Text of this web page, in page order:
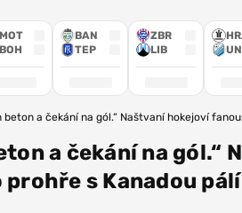
MOT
BOH
BAN
TEP
ZBR
LIB
beton a čekání na gól.“ Naštvaní hokejoví
a čekání na gól.“
s Kanadou